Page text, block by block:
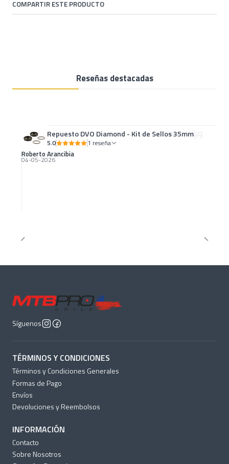
COMPARTIR ESTE PRODUCTO
Reseñas destacadas
Repuesto DVO Diamond - Kit de Sellos 35mm
5.0 1 reseña
Roberto Arancibia
04-05-2026
Síguenos
TÉRMINOS Y CONDICIONES
Términos y Condiciones Generales
Formas de Pago
Envíos
Devoluciones y Reembolsos
INFORMACIÓN
Contacto
Sobre Nosotros